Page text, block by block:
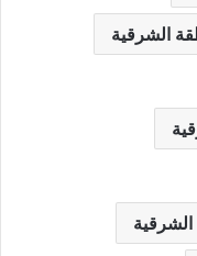
الشرقية